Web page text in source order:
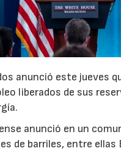
anunció este jueves
liberados de sus
anunció en un
de barriles, entre